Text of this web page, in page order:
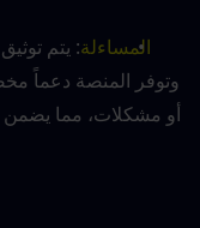
المساءلة